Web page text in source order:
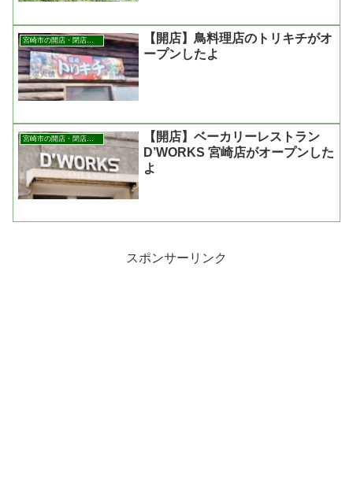
【開店】鳥料理店のトリキチがオ
ープンしたよ
宮崎市の開店・閉店まとめ
【開店】ベーカリーレストラン
D’WORKS 宮崎店がオープンした
よ
スポンサーリンク